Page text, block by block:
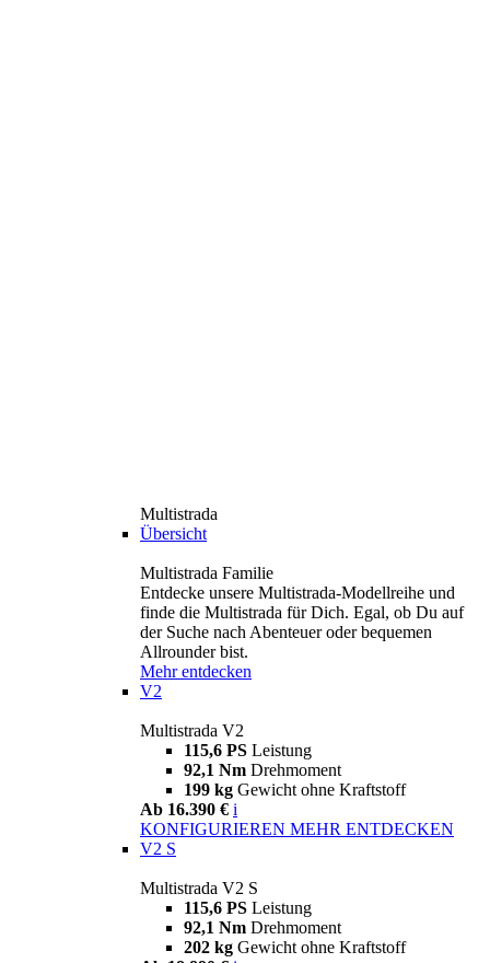
Multistrada
Übersicht
Multistrada Familie
Entdecke unsere Multistrada-Modellreihe und
finde die Multistrada für Dich. Egal, ob Du auf
der Suche nach Abenteuer oder bequemen
Allrounder bist.
Mehr entdecken
V2
Multistrada V2
115,6 PS Leistung
92,1 Nm Drehmoment
199 kg Gewicht ohne Kraftstoff
Ab 16.390 € i
KONFIGURIEREN MEHR ENTDECKEN
V2 S
Multistrada V2 S
115,6 PS Leistung
92,1 Nm Drehmoment
202 kg Gewicht ohne Kraftstoff